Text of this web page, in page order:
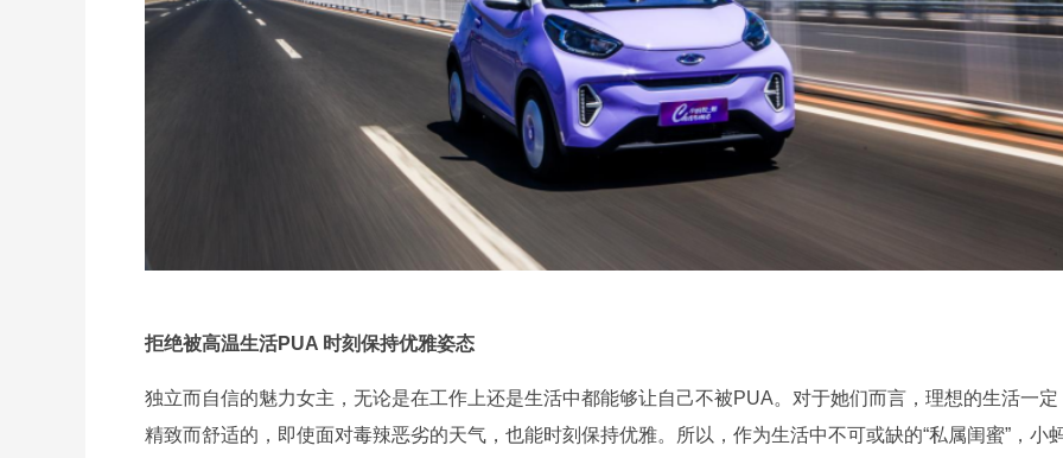
拒绝被高温生活PUA 时刻保持优雅姿态
独立而自信的魅力女主，无论是在工作上还是生活中都能够让自己不被PUA。对于她们而言，理想的生活一定
精致而舒适的，即使面对毒辣恶劣的天气，也能时刻保持优雅。所以，作为生活中不可或缺的“私属闺蜜”，小